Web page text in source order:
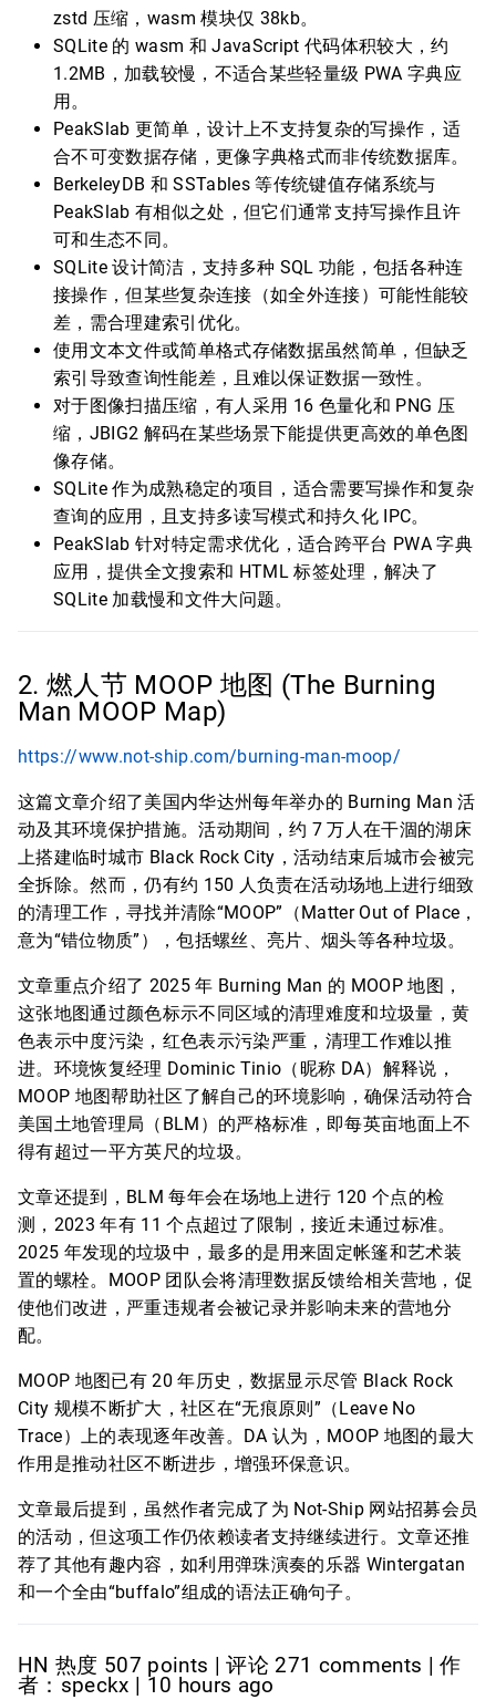
zstd 压缩，wasm 模块仅 38kb。
SQLite 的 wasm 和 JavaScript 代码体积较大，约
1.2MB，加载较慢，不适合某些轻量级 PWA 字典应
用。
PeakSlab 更简单，设计上不支持复杂的写操作，适
合不可变数据存储，更像字典格式而非传统数据库。
BerkeleyDB 和 SSTables 等传统键值存储系统与
PeakSlab 有相似之处，但它们通常支持写操作且许
可和生态不同。
SQLite 设计简洁，支持多种 SQL 功能，包括各种连
接操作，但某些复杂连接（如全外连接）可能性能较
差，需合理建索引优化。
使用文本文件或简单格式存储数据虽然简单，但缺乏
索引导致查询性能差，且难以保证数据一致性。
对于图像扫描压缩，有人采用 16 色量化和 PNG 压
缩，JBIG2 解码在某些场景下能提供更高效的单色图
像存储。
SQLite 作为成熟稳定的项目，适合需要写操作和复杂
查询的应用，且支持多读写模式和持久化 IPC。
PeakSlab 针对特定需求优化，适合跨平台 PWA 字典
应用，提供全文搜索和 HTML 标签处理，解决了
SQLite 加载慢和文件大问题。
2. 燃人节 MOOP 地图 (The Burning
Man MOOP Map)
https://www.not-ship.com/burning-man-moop/
这篇文章介绍了美国内华达州每年举办的 Burning Man 活
动及其环境保护措施。活动期间，约 7 万人在干涸的湖床
上搭建临时城市 Black Rock City，活动结束后城市会被完
全拆除。然而，仍有约 150 人负责在活动场地上进行细致
的清理工作，寻找并清除“MOOP”（Matter Out of Place，
意为“错位物质”），包括螺丝、亮片、烟头等各种垃圾。
文章重点介绍了 2025 年 Burning Man 的 MOOP 地图，
这张地图通过颜色标示不同区域的清理难度和垃圾量，黄
色表示中度污染，红色表示污染严重，清理工作难以推
进。环境恢复经理 Dominic Tinio（昵称 DA）解释说，
MOOP 地图帮助社区了解自己的环境影响，确保活动符合
美国土地管理局（BLM）的严格标准，即每英亩地面上不
得有超过一平方英尺的垃圾。
文章还提到，BLM 每年会在场地上进行 120 个点的检
测，2023 年有 11 个点超过了限制，接近未通过标准。
2025 年发现的垃圾中，最多的是用来固定帐篷和艺术装
置的螺栓。MOOP 团队会将清理数据反馈给相关营地，促
使他们改进，严重违规者会被记录并影响未来的营地分
配。
MOOP 地图已有 20 年历史，数据显示尽管 Black Rock
City 规模不断扩大，社区在“无痕原则”（Leave No
Trace）上的表现逐年改善。DA 认为，MOOP 地图的最大
作用是推动社区不断进步，增强环保意识。
文章最后提到，虽然作者完成了为 Not-Ship 网站招募会员
的活动，但这项工作仍依赖读者支持继续进行。文章还推
荐了其他有趣内容，如利用弹珠演奏的乐器 Wintergatan
和一个全由“buffalo”组成的语法正确句子。
HN 热度 507 points | 评论 271 comments | 作
者：speckx | 10 hours ago